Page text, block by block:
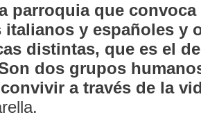
parroquia que
italianos y españoles y
distintas, que es el
dos grupos
a través de la